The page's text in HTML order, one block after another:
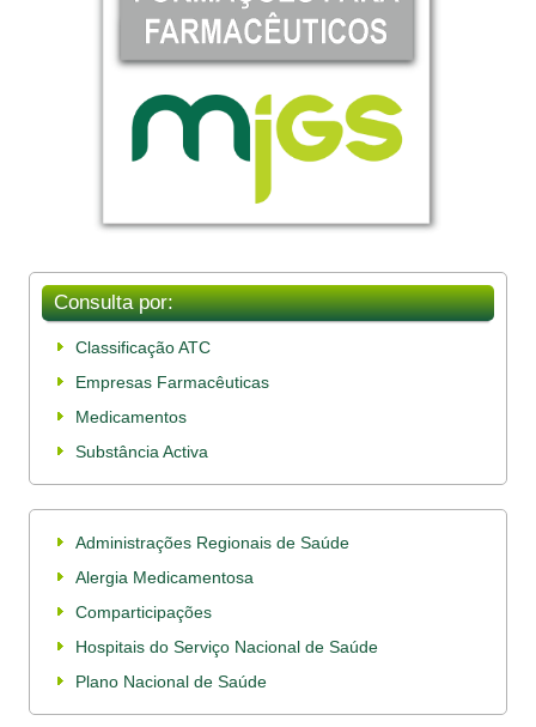
Consulta por:
Classificação ATC
Empresas Farmacêuticas
Medicamentos
Substância Activa
Administrações Regionais de Saúde
Alergia Medicamentosa
Comparticipações
Hospitais do Serviço Nacional de Saúde
Plano Nacional de Saúde